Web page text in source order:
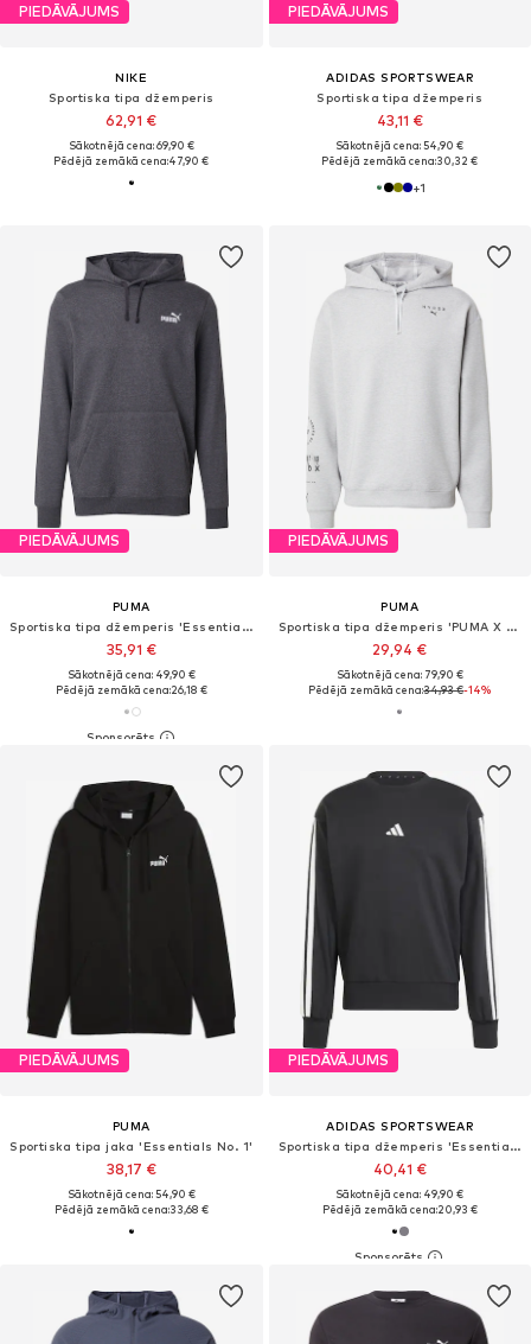
PIEDĀVĀJUMS
NIKE
Sportiska tipa džemperis
62,91 €
Sākotnējā cena: 69,90 €
Pēdējā zemākā cena:47,90 €
PIEDĀVĀJUMS
ADIDAS SPORTSWEAR
Sportiska tipa džemperis
43,11 €
Sākotnējā cena: 54,90 €
Pēdējā zemākā cena:30,32 €
+1
PIEDĀVĀJUMS
PUMA
Sportiska tipa džemperis 'Essentials Small No. 1'
35,91 €
Sākotnējā cena: 49,90 €
Pēdējā zemākā cena:26,18 €
PIEDĀVĀJUMS
PUMA
Sportiska tipa džemperis 'PUMA X HYROX CLOUDSPUN'
29,94 €
Sākotnējā cena: 79,90 €
Pēdējā zemākā cena:34,93 €-14%
PIEDĀVĀJUMS
PUMA
Sportiska tipa jaka 'Essentials No. 1'
38,17 €
Sākotnējā cena: 54,90 €
Pēdējā zemākā cena:33,68 €
PIEDĀVĀJUMS
ADIDAS SPORTSWEAR
Sportiska tipa džemperis 'Essentials'
40,41 €
Sākotnējā cena: 49,90 €
Pēdējā zemākā cena:20,93 €